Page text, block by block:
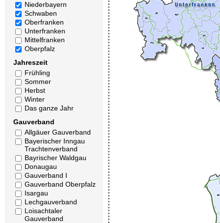
Niederbayern
Schwaben
Oberfranken
Unterfranken
Mittelfranken
Oberpfalz
Jahreszeit
Frühling
Sommer
Herbst
Winter
Das ganze Jahr
Gauverband
Allgäuer Gauverband
Bayerischer Inngau
Trachtenverband
Bayrischer Waldgau
Donaugau
Gauverband I
Gauverband Oberpfalz
Isargau
Lechgauverband
Loisachtaler
Gauverband